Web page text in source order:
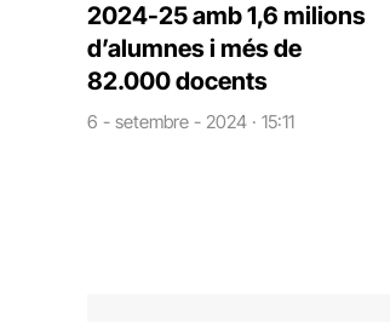
2024-25 amb 1,6 milions
d’alumnes i més de
82.000 docents
6 - setembre - 2024 · 15:11